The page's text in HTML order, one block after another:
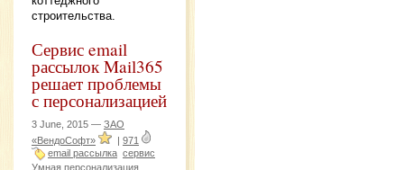
строительства.
Сервис email
рассылок Mail365
решает проблемы
с персонализацией
3 June, 2015 — ЗАО
«ВендоСофт»
971
email рассылка сервис
Умная персонализация